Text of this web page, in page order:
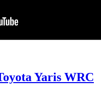
Yaris WRC